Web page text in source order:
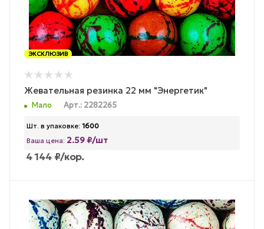
ЭКСКЛЮЗИВ
Жевательная резинка 22 мм "Энергетик"
Мало Арт.: 2282265
Шт. в упаковке: 1600
Ваша цена: 2.59 ₽/шт
4 144 ₽/кор.